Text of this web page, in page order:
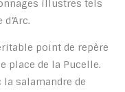
illustres tels
point de repère
place de la Pucelle.
salamandre de